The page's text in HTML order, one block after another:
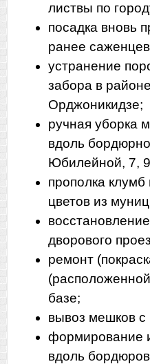
листвы по
посадка вновь
ранее
устранение
забора в
Орджоникидзе;
ручная уборка
вдоль
Юбилейной, 7,
прополка
цветов из
дворового
ремонт
базе;
вывоз мешков с
формирование
вдоль